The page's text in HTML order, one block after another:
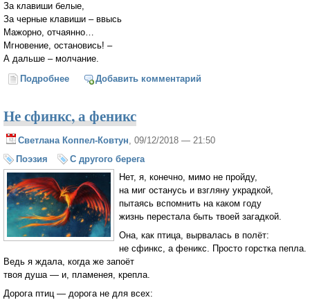
За клавиши белые,
За черные клавиши – ввысь
Мажорно, отчаянно…
Мгновение, остановись! –
А дальше – молчание.
Подробнее о Была ли души темнота до боли изучена
Добавить комментарий
Не сфинкс, а феникс
Светлана Коппел-Ковтун , 09/12/2018 — 21:50
Поэзия
С другого берега
Нет, я, конечно, мимо не пройду,
на миг останусь и взгляну украдкой,
пытаясь вспомнить на каком году
жизнь перестала быть твоей загадкой.
Она, как птица, вырвалась в полёт:
не сфинкс, а феникс. Просто горстка пепла.
Ведь я ждала, когда же запоёт
твоя душа — и, пламенея, крепла.
Дорога птиц — дорога не для всех: